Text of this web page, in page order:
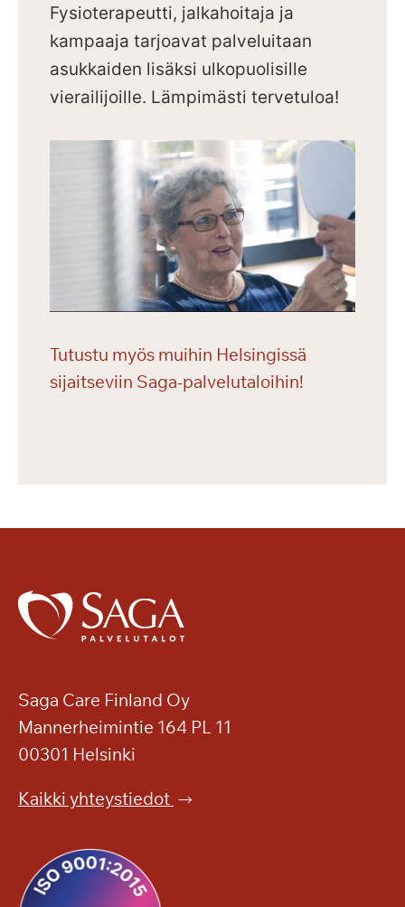
Fysioterapeutti, jalkahoitaja ja
kampaaja tarjoavat palveluitaan
asukkaiden lisäksi ulkopuolisille
vierailijoille. Lämpimästi tervetuloa!
Tutustu myös muihin Helsingissä
sijaitseviin Saga-palvelutaloihin!
Saga Care Finland Oy
Mannerheimintie 164 PL 11
00301 Helsinki
Kaikki yhteystiedot